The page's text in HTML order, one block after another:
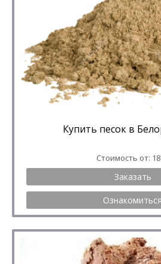
Купить песок в
Стоимость от:
Заказать
Ознакомиться